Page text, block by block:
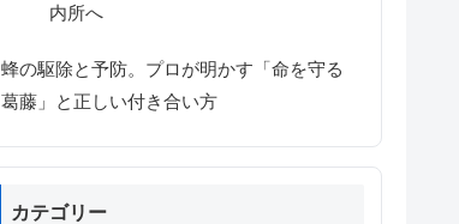
内所へ
蜂の駆除と予防。プロが明かす「命を守る
葛藤」と正しい付き合い方
カテゴリー